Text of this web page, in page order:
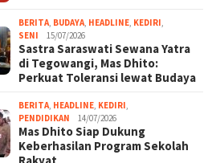
BERITA BUDAYA HEADLINE KEDIRI
SENI
15/07/2026
Sastra Saraswati Sewana Yatra
di Tegowangi, Mas Dhito:
Perkuat Toleransi lewat Budaya
BERITA HEADLINE KEDIRI
PENDIDIKAN
14/07/2026
Mas Dhito Siap Dukung
Keberhasilan Program Sekolah